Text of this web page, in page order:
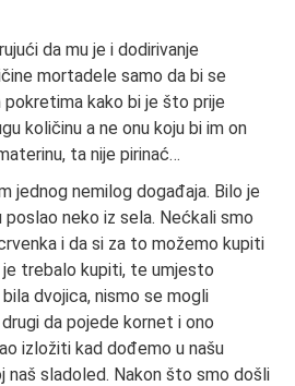
da mu je i dodirivanje
mortadele samo da bi se
kako bi je što prije
količinu a ne onu koju bi im on
ta nije pirinać…
jednog nemilog događaja. Bilo je
neko iz sela. Nećkali smo
i da si za to možemo kupiti
trebalo kupiti, te umjesto
dvojica, nismo se mogli
da pojede kornet i ono
izložiti kad dođemo u našu
naš sladoled. Nakon što smo došli